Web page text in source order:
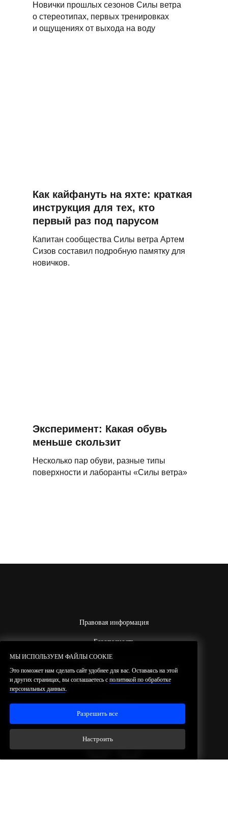
МЫ ИСПОЛЬЗУЕМ ФАЙЛЫ COOKIE
Это поможет нам сделать сайт удобнее для вас. Оставаясь на этой
и других страницах, вы соглашаетесь с политикой по обработке
персональных данных.
Разрешить все
Настроить
Новички прошлых сезонов Силы ветра
о стереотипах, первых тренировках
и ощущениях от выхода на воду
Как кайфануть на яхте: краткая
инструкция для тех, кто
первый раз под парусом
Капитан сообщества Силы ветра Артем
Сизов составил подробную памятку для
новичков.
Эксперимент: Какая обувь
меньше скользит
Несколько пар обуви, разные типы
поверхности и лаборанты «Силы ветра»
Правовая информация
Безопасность
Корпоративные регаты
Магазин
МЫ ИСПОЛЬЗУЕМ ФАЙЛЫ COOKIE
Это поможет нам сделать сайт удобнее для вас. Оставаясь на этой
и других страницах, вы соглашаетесь с политикой по обработке
персональных данных.
Разрешить все
Настроить